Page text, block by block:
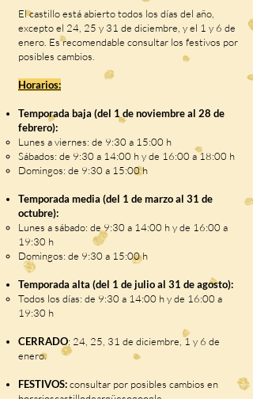
El castillo está abierto todos los días del año,
excepto el 24, 25 y 31 de diciembre, y el 1 y 6 de
enero. Es recomendable consultar los festivos por
posibles cambios.
Horarios:
Temporada baja (del 1 de noviembre al 28 de
febrero):
Lunes a viernes: de 9:30 a 15:00 h
Sábados: de 9:30 a 14:00 h y de 16:00 a 18:00 h
Domingos: de 9:30 a 15:00 h
Temporada media (del 1 de marzo al 31 de
octubre):
Lunes a sábado: de 9:30 a 14:00 h y de 16:00 a
19:30 h
Domingos: de 9:30 a 15:00 h
Temporada alta (del 1 de julio al 31 de agosto):
Todos los días: de 9:30 a 14:00 h y de 16:00 a
19:30 h
CERRADO: 24, 25, 31 de diciembre, 1 y 6 de
enero.
FESTIVOS:consultar por posibles cambios en